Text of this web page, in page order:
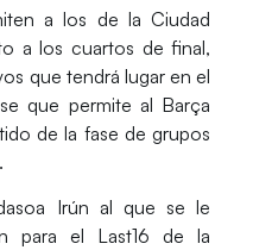
a los de la Ciudad
a los cuartos de final,
que tendrá lugar en el
que permite al Barça
de la fase de grupos
Irún al que se le
para el Last16 de la